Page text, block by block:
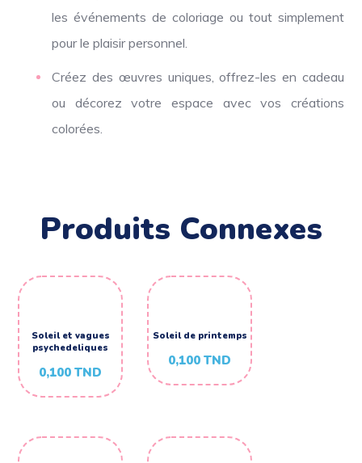
les événements de coloriage ou tout simplement
pour le plaisir personnel.
Créez des œuvres uniques, offrez-les en cadeau
ou décorez votre espace avec vos créations
colorées.
Produits Connexes
Soleil et vagues
psychedeliques
0,100TND
Soleil de printemps
0,100TND